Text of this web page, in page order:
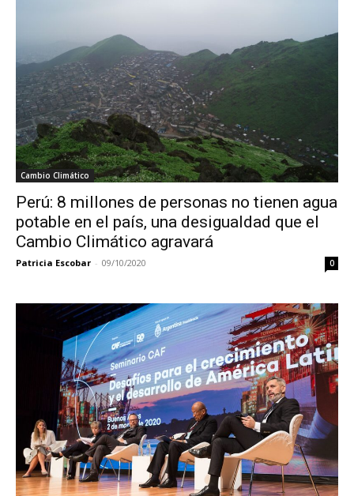
Cambio Climático
Perú: 8 millones de personas no tienen agua
potable en el país, una desigualdad que el
Cambio Climático agravará
Patricia Escobar - 09/10/2020 0